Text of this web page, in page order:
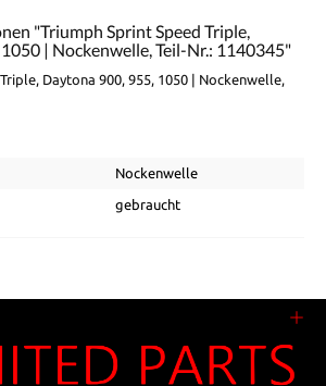
"Triumph Sprint Speed Triple,
| Nockenwelle, Teil-Nr.: 1140345"
Daytona 900, 955, 1050 | Nockenwelle,
Nockenwelle
gebraucht